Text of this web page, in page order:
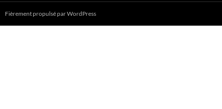
Fièrement propulsé par WordPress